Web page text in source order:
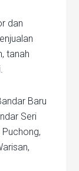
dan
tanah
Baru
Seri
Puchong,